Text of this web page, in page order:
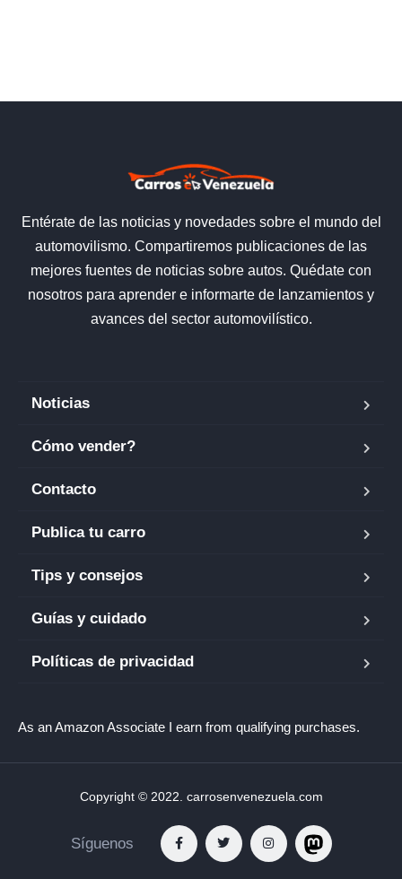
Entérate de las noticias y novedades sobre el mundo del
automovilismo. Compartiremos publicaciones de las
mejores fuentes de noticias sobre autos. Quédate con
nosotros para aprender e informarte de lanzamientos y
avances del sector automovilístico.
Noticias
Cómo vender?
Contacto
Publica tu carro
Tips y consejos
Guías y cuidado
Políticas de privacidad
As an Amazon Associate I earn from qualifying purchases.
Copyright © 2022. carrosenvenezuela.com
Síguenos